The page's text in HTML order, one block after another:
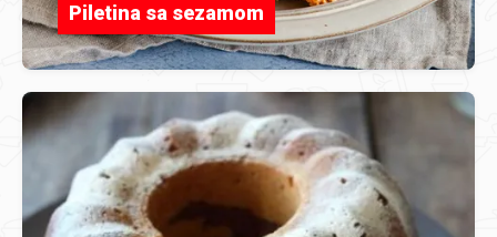
Piletina sa sezamom